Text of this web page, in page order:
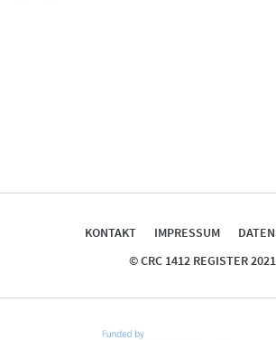
KONTAKT IMPRESSUM
© CRC 1412 REGISTER 2021